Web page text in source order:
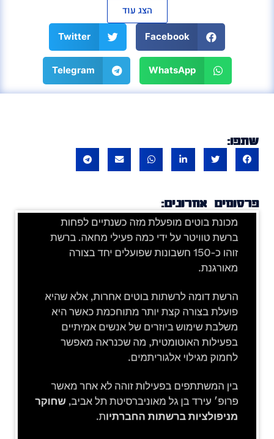
הצג עוד
Facebook
Twitter
WhatsApp
Telegram
שתפו:
פרסומים אחרונים: